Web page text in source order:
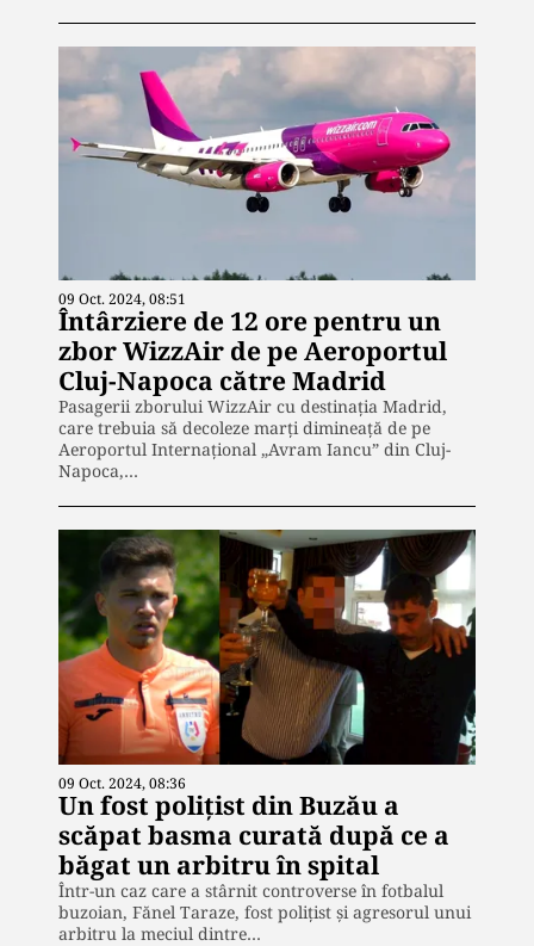
09 Oct. 2024, 08:51
Întârziere de 12 ore pentru un
zbor WizzAir de pe Aeroportul
Cluj-Napoca către Madrid
Pasagerii zborului WizzAir cu destinația Madrid,
care trebuia să decoleze marți dimineață de pe
Aeroportul Internațional „Avram Iancu” din Cluj-
Napoca,…
09 Oct. 2024, 08:36
Un fost polițist din Buzău a
scăpat basma curată după ce a
băgat un arbitru în spital
Într-un caz care a stârnit controverse în fotbalul
buzoian, Fănel Taraze, fost polițist și agresorul unui
arbitru la meciul dintre…